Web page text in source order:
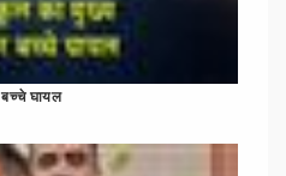
बच्चे घायल